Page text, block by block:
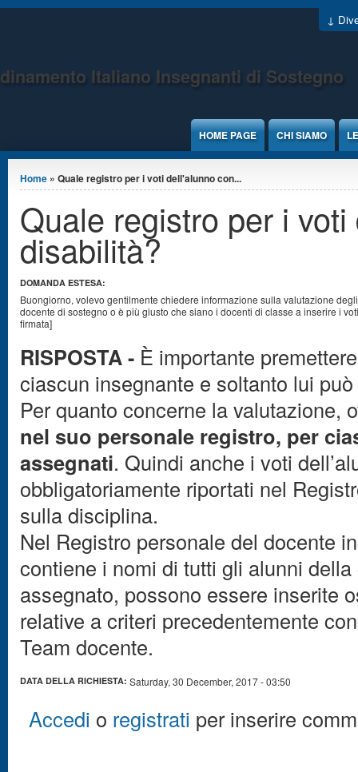
Jump to Content
↓
Italiano Insegnanti di Sostegno
HOME PAGE CHI SIAMO
Tu sei qui
Home » Quale registro per i voti dell'alunno con...
Quale registro per i
disabilità?
DOMANDA ESTESA:
Buongiorno, volevo gentilmente chiedere informazione sulla valutazione
docente di sostegno o è più giusto che siano i docenti di classe a inserire i
firmata]
RISPOSTA - È importante
ciascun insegnante e soltanto lui
Per quanto concerne la valutazione,
nel suo personale registro, per
assegnati. Quindi anche i voti
obbligatoriamente riportati nel
sulla disciplina.
Nel Registro personale del docente
contiene i nomi di tutti gli alunni
assegnato, possono essere inserite
relative a criteri precedentemente
Team docente.
DATA DELLA RICHIESTA: Saturday, 30 December, 2017 - 03:50
Accedi o registrati per inserire